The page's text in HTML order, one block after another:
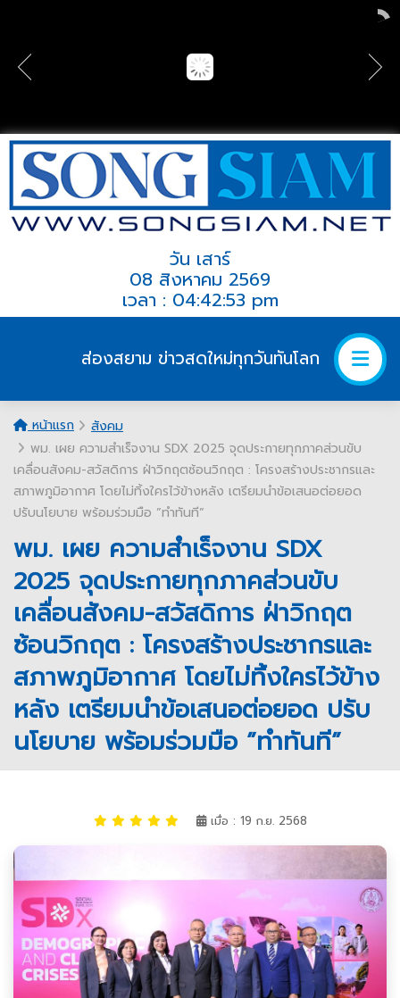
วัน เสาร์
08 สิงหาคม 2569
เวลา : 04:42:53 pm
ส่องสยาม ข่าวสดใหม่ทุกวันทันโลก
หน้าแรก
สังคม
พม. เผย ความสำเร็จงาน SDX 2025 จุดประกายทุกภาคส่วนขับ
เคลื่อนสังคม-สวัสดิการ ฝ่าวิกฤตซ้อนวิกฤต : โครงสร้างประชากรและ
สภาพภูมิอากาศ โดยไม่ทิ้งใครไว้ข้างหลัง เตรียมนำข้อเสนอต่อยอด
ปรับนโยบาย พร้อมร่วมมือ ”ทำทันที”
พม. เผย ความสำเร็จงาน SDX
2025 จุดประกายทุกภาคส่วนขับ
เคลื่อนสังคม-สวัสดิการ ฝ่าวิกฤต
ซ้อนวิกฤต : โครงสร้างประชากรและ
สภาพภูมิอากาศ โดยไม่ทิ้งใครไว้ข้าง
หลัง เตรียมนำข้อเสนอต่อยอด ปรับ
นโยบาย พร้อมร่วมมือ ”ทำทันที”
เมื่อ : 19 ก.ย. 2568